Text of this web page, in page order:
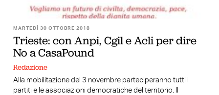
MARTEDÌ 30 OTTOBRE 2018
Trieste: con Anpi, Cgil e Acli per dire
No a CasaPound
Redazione
Alla mobilitazione del 3 novembre parteciperanno tutti i
partiti e le associazioni democratiche del territorio. Il